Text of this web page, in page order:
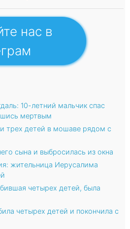
нас в
10-летний мальчик спас
мертвым
трех детей в мошаве рядом с
сына и выбросилась из окна
жительница Иерусалима
четырех детей, была
четырех детей и покончила с